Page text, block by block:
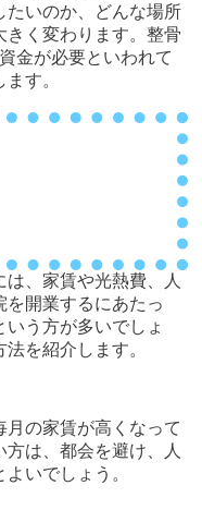
たいのか、どんな場所
きく変わります。整骨
金が必要といわれて
す。
、家賃や光熱費、人
開業するにあたっ
う方が多いでしょ
を紹介します。
の家賃が高くなって
は、都会を避け、人
いでしょう。